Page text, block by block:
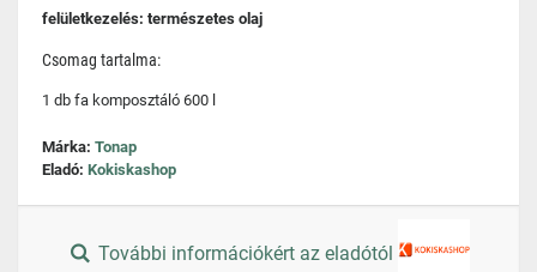
felületkezelés: természetes olaj
Csomag tartalma:
1 db fa komposztáló 600 l
Márka: Tonap
Eladó: Kokiskashop
További információkért az eladótól